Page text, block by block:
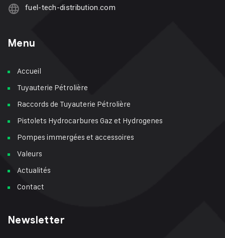
fuel-tech-distribution.com
Menu
Accueil
Tuyauterie Pétrolière
Raccords de Tuyauterie Pétrolière
Pistolets Hydrocarbures Gaz et Hydrogenes
Pompes immergées et accessoires
Valeurs
Actualités
Contact
Newsletter